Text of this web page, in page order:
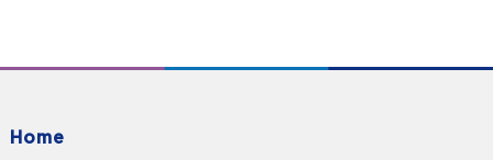
Home